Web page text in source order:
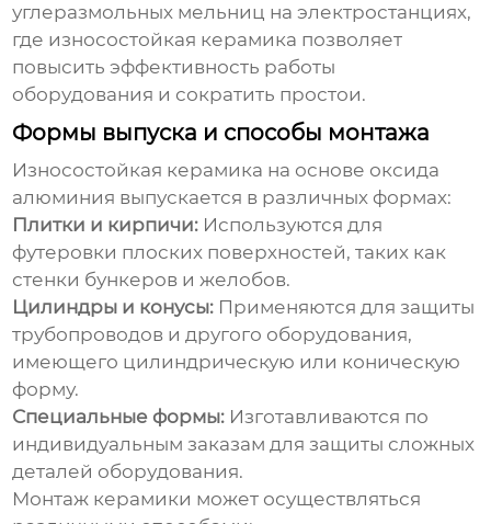
углеразмольных мельниц на электростанциях,
где износостойкая керамика позволяет
повысить эффективность работы
оборудования и сократить простои.
Формы выпуска и способы монтажа
Износостойкая керамика на основе оксида
алюминия выпускается в различных формах:
Плитки и кирпичи: Используются для
футеровки плоских поверхностей, таких как
стенки бункеров и желобов.
Цилиндры и конусы: Применяются для защиты
трубопроводов и другого оборудования,
имеющего цилиндрическую или коническую
форму.
Специальные формы: Изготавливаются по
индивидуальным заказам для защиты сложных
деталей оборудования.
Монтаж керамики может осуществляться